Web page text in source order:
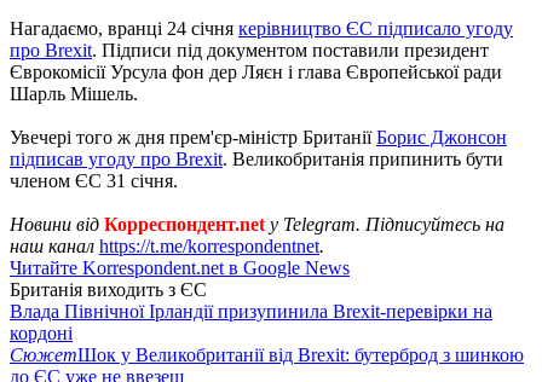
Нагадаємо, вранці 24 січня керівництво ЄС підписало угоду
про Brexit. Підписи під документом поставили президент
Єврокомісії Урсула фон дер Ляєн і глава Європейської ради
Шарль Мішель.
Увечері того ж дня прем'єр-міністр БританіїБорис Джонсон
підписав угоду про Brexit. Великобританія припинить бути
членом ЄС 31 січня.
Новини від Корреспондент.net у Telegram. Підписуйтесь на
наш канал https://t.me/korrespondentnet.
Читайте Korrespondent.net в Google News
Британія виходить з ЄС
Влада Північної Ірландії призупинила Brexit-перевірки на
кордоні
СюжетШок у Великобританії від Brexit: бутерброд з шинкою
до ЄС уже не ввезеш